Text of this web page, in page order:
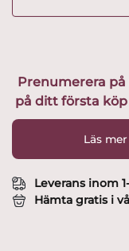
Prenumerera
på ditt första
Läs
Leverans inom
Hämta gratis i